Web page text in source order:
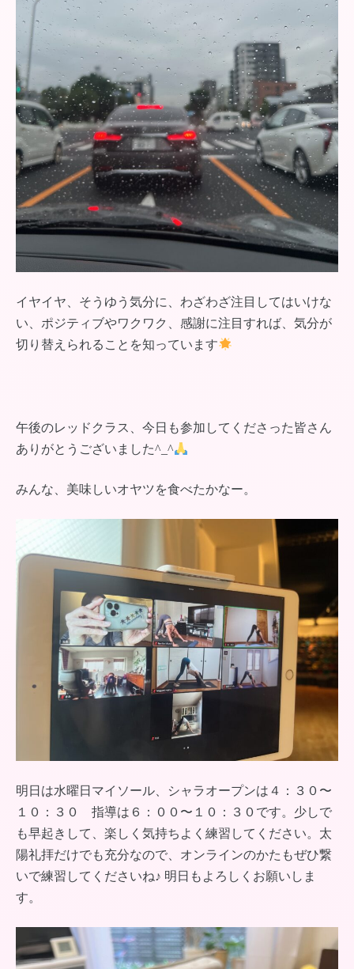
イヤイヤ、そうゆう気分に、わざわざ注目してはいけな
い、ポジティブやワクワク、感謝に注目すれば、気分が
切り替えられることを知っています
午後のレッドクラス、今日も参加してくださった皆さん
ありがとうございました^_^
みんな、美味しいオヤツを食べたかなー。
明日は水曜日マイソール、シャラオープンは４：３０〜
１０：３０ 指導は６：００〜１０：３０です。少しで
も早起きして、楽しく気持ちよく練習してください。太
陽礼拝だけでも充分なので、オンラインのかたもぜひ繋
いで練習してくださいね♪ 明日もよろしくお願いしま
す。